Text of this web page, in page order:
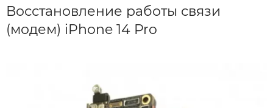
Восстановление работы связи
(модем) iPhone 14 Pro